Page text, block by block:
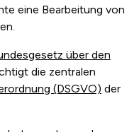
eine Bearbeitung von
über den
die zentralen
(DSGVO) der